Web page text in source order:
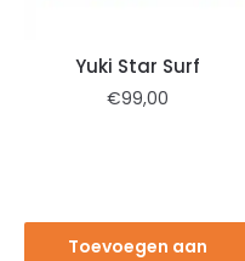
Yuki Star Surf
€99,00
Toevoegen aan